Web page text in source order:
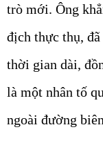
trò mới. Ông
địch thực thụ,
thời gian dài,
là một nhân tố
ngoài đường